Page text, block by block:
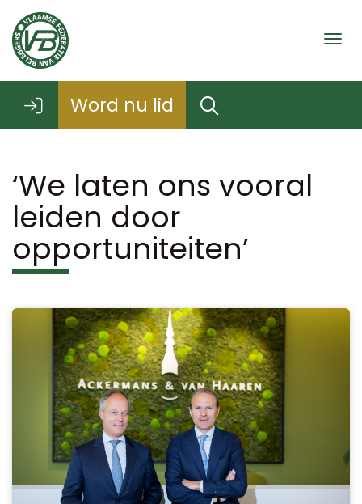
Word nu lid
‘We laten ons vooral
leiden door
opportuniteiten’